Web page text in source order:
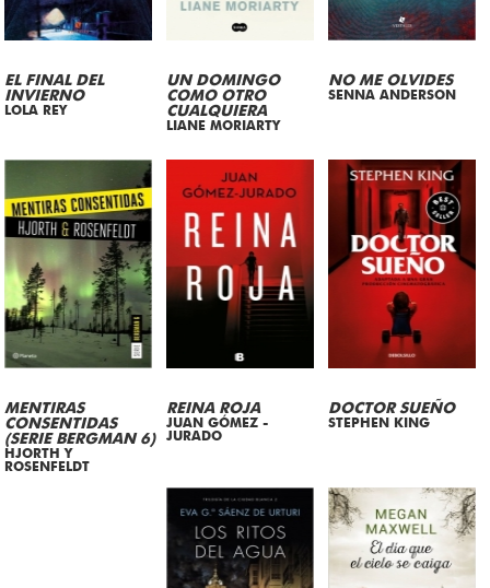
EL FINAL DEL
INVIERNO
LOLA REY
UN DOMINGO
COMO OTRO
CUALQUIERA
LIANE MORIARTY
NO ME OLVIDES
SENNA ANDERSON
MENTIRAS
CONSENTIDAS
(SERIE BERGMAN 6)
HJORTH Y
ROSENFELDT
REINA ROJA
JUAN GÓMEZ -
JURADO
DOCTOR SUEÑO
STEPHEN KING